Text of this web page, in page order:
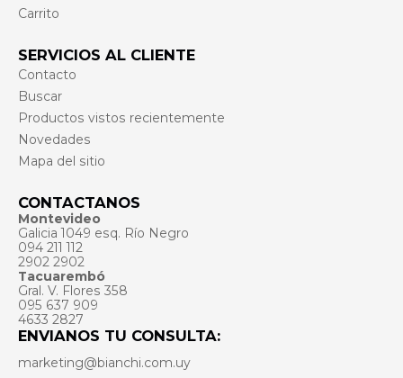
Carrito
SERVICIOS AL CLIENTE
Contacto
Buscar
Productos vistos recientemente
Novedades
Mapa del sitio
CONTACTANOS
Montevideo
Galicia 1049 esq. Río Negro
094 211 112
2902 2902
Tacuarembó
Gral. V. Flores 358
095 637 909
4633 2827
ENVIANOS TU CONSULTA:
marketing@bianchi.com.uy